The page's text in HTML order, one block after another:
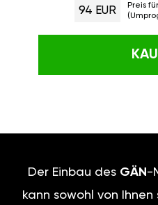
94 EUR
Preis
Der Einbau des GÄN -
kann sowohl von